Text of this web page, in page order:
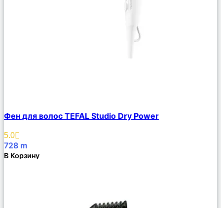
Описание
Избранное
Фен для волос TEFAL Studio Dry Power
5.0
728 m
В Корзину